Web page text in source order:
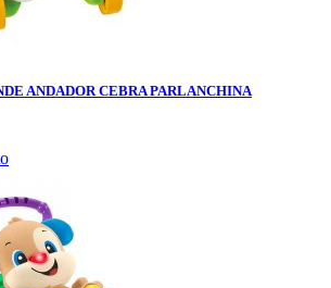
ANDADOR CEBRA PARLANCHINA